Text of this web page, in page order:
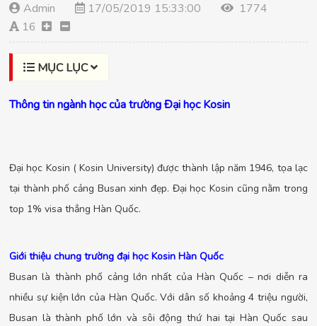
Admin 17/05/2019 15:33:00
1774
16
MỤC LỤC
Thông tin ngành học của trường Đại học Kosin
Đại học Kosin ( Kosin University) được thành lập năm 1946, tọa lạc
tại thành phố cảng Busan xinh đẹp. Đại học Kosin cũng nằm trong
top 1% visa thẳng Hàn Quốc.
Giới thiệu chung trường đại học Kosin Hàn Quốc
Busan là thành phố cảng lớn nhất của Hàn Quốc – nơi diễn ra
nhiều sự kiện lớn của Hàn Quốc. Với dân số khoảng 4 triệu người,
Busan là thành phố lớn và sôi động thứ hai tại Hàn Quốc sau